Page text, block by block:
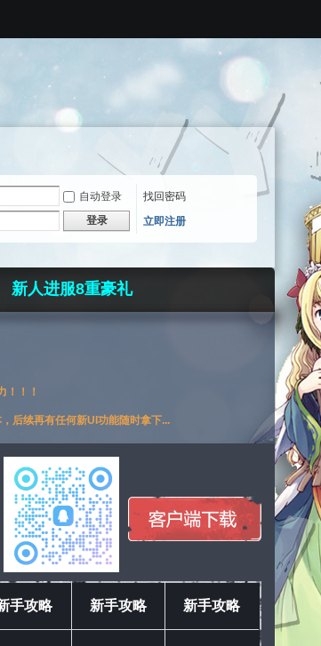
自动登录
找回密码
登录 立即注册
新人进服8重豪礼
！！！
后续再有任何新UI功能随时拿下...
手攻略 新手攻略 新手攻略